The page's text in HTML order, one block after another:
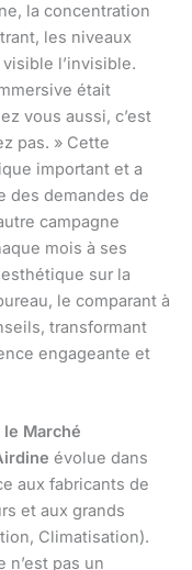
la concentration
les niveaux
l’invisible.
était
vous aussi, c’est
pas. » Cette
important et a
des demandes de
campagne
mois à ses
sur la
le comparant à
transformant
engageante et
Marché
évolue dans
aux fabricants de
et aux grands
Climatisation).
n’est pas un